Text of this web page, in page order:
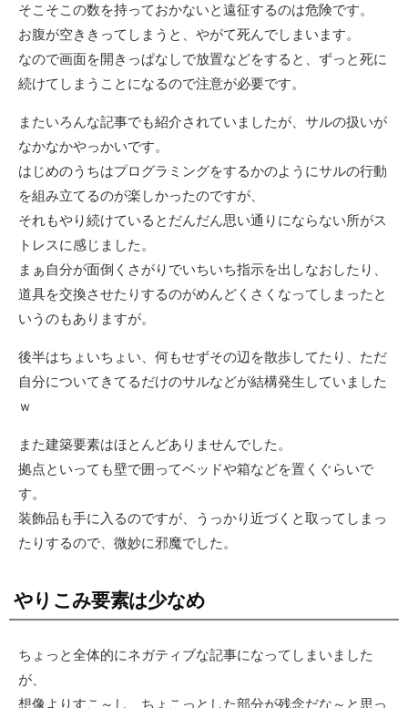
そこそこの数を持っておかないと遠征するのは危険です。
お腹が空ききってしまうと、やがて死んでしまいます。
なので画面を開きっぱなしで放置などをすると、ずっと死に
続けてしまうことになるので注意が必要です。
またいろんな記事でも紹介されていましたが、サルの扱いが
なかなかやっかいです。
はじめのうちはプログラミングをするかのようにサルの行動
を組み立てるのが楽しかったのですが、
それもやり続けているとだんだん思い通りにならない所がス
トレスに感じました。
まぁ自分が面倒くさがりでいちいち指示を出しなおしたり、
道具を交換させたりするのがめんどくさくなってしまったと
いうのもありますが。
後半はちょいちょい、何もせずその辺を散歩してたり、ただ
自分についてきてるだけのサルなどが結構発生していました
ｗ
また建築要素はほとんどありませんでした。
拠点といっても壁で囲ってベッドや箱などを置くぐらいで
す。
装飾品も手に入るのですが、うっかり近づくと取ってしまっ
たりするので、微妙に邪魔でした。
やりこみ要素は少なめ
ちょっと全体的にネガティブな記事になってしまいました
が、
想像よりすこ～し、ちょこっとした部分が残念だな～と思っ